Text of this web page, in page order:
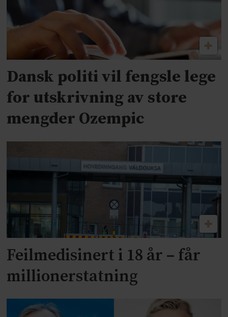
Dansk politi vil fengsle lege
for utskrivning av store
mengder Ozempic
Feilmedisinert i 18 år – får
millionerstatning